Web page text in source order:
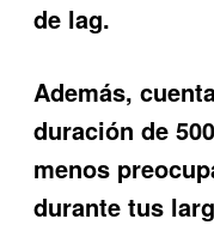
de lag.
Además,
duración de
menos
durante tus